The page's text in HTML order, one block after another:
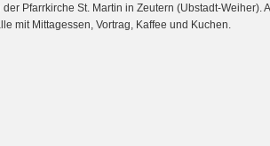
Pfarrkirche St. Martin in Zeutern (Ubstadt-Weiher).
mit Mittagessen, Vortrag, Kaffee und Kuchen.